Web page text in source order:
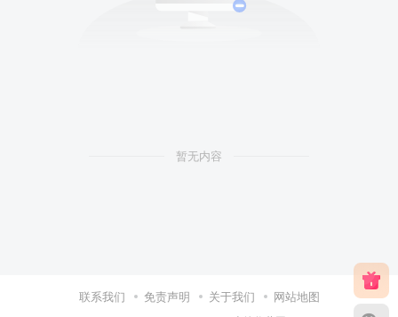
暂无内容
联系我们 免责声明 关于我们 网站地图